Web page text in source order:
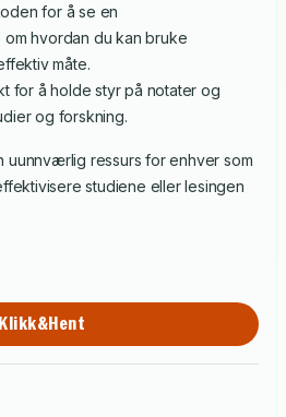
for å se en
hvordan du kan bruke
måte.
for å holde styr på notater og
og forskning.
uunnværlig ressurs for enhver som
studiene eller lesingen
Klikk&Hent